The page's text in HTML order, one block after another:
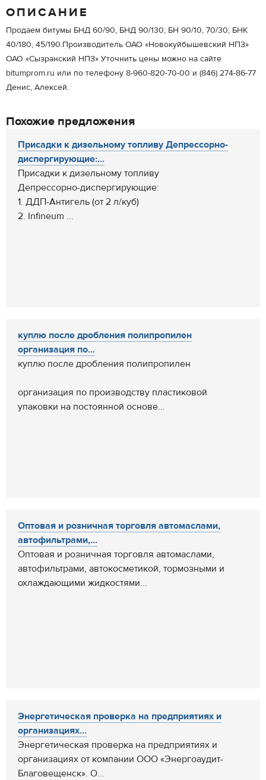
ОПИСАНИЕ
Продаем битумы БНД 60/90, БНД 90/130; БН 90/10, 70/30; БНК
40/180, 45/190.Производитель ОАО «Новокуйбышевский НПЗ»
ОАО «Сызранский НПЗ» Уточнить цены можно на сайте
bitumprom.ru или по телефону 8-960-820-70-00 и (846) 274-86-77
Денис, Алексей.
Похожие предложения
Присадки к дизельному топливу Депрессорно-
диспергирующие:...
Присадки к дизельному топливу
Депрессорно-диспергирующие:
1. ДДП-Антигель (от 2 л/куб)
2. Infineum ...
куплю после дробления полипропилен
организация по...
куплю после дробления полипропилен
организация по производству пластиковой
упаковки на постоянной основе...
Оптовая и розничная торговля автомаслами,
автофильтрами,...
Оптовая и розничная торговля автомаслами,
автофильтрами, автокосметикой, тормозными и
охлаждающими жидкостями...
Энергетическая проверка на предприятиях и
организациях...
Энергетическая проверка на предприятиях и
организациях от компании ООО «Энергоаудит-
Благовещенск». О...